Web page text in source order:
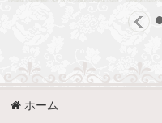
ホーム